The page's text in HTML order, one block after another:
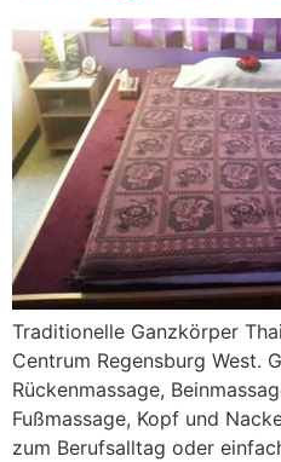
Traditionelle Ganzkörper
Centrum Regensburg West.
Rückenmassage,
Fußmassage, Kopf und
zum Berufsalltag oder